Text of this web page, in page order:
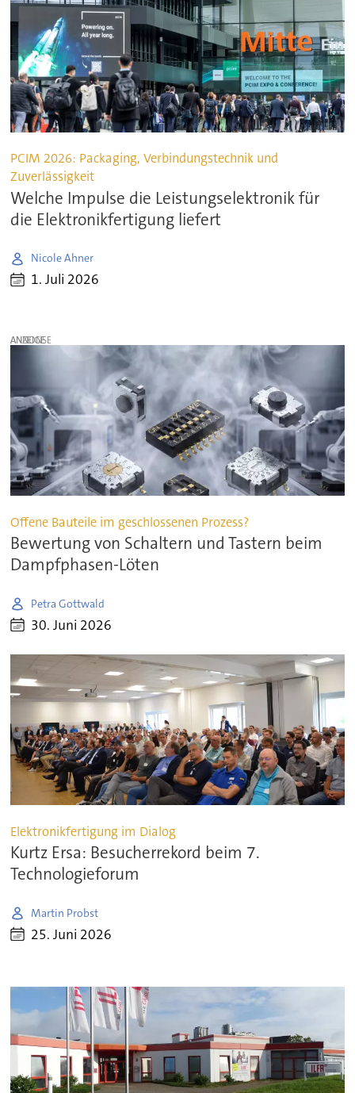
PCIM 2026: Packaging, Verbindungstechnik und
Zuverlässigkeit
Welche Impulse die Leistungselektronik für
die Elektronikfertigung liefert
Nicole Ahner
1. Juli 2026
ANZEIGE
Offene Bauteile im geschlossenen Prozess?
Bewertung von Schaltern und Tastern beim
Dampfphasen-Löten
Petra Gottwald
30. Juni 2026
Elektronikfertigung im Dialog
Kurtz Ersa: Besucherrekord beim 7.
Technologieforum
Martin Probst
25. Juni 2026